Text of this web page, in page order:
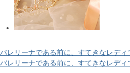
バレリーナである前に、すてきなレデ
バレリーナである前に、すてきなレデ